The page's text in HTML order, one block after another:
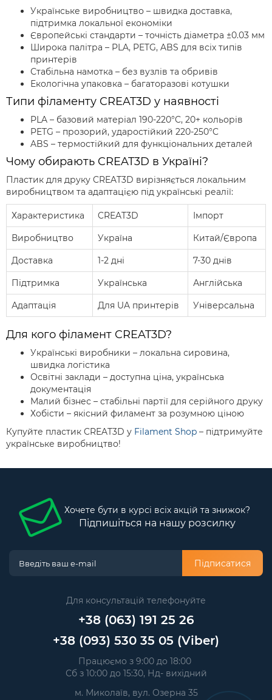
Українське виробництво – швидка доставка,
підтримка локальної економіки
Європейські стандарти – точність діаметра ±0.03 мм
Широка палітра – PLA, PETG, ABS для всіх типів
принтерів
Стабільна намотка – без вузлів та обривів
Екологічна упаковка – багаторазові котушки
Типи філаменту CREAT3D у наявності
PLA – базовий матеріал 190-220°C, 20+ кольорів
PETG – прозорий, ударостійкий 220-250°C
ABS – термостійкий для функціональних деталей
Чому обирають CREAT3D в Україні?
Пластик для друку CREAT3D вирізняється локальним
виробництвом та адаптацією під українські реалії:
Характеристика CREAT3D Імпорт
Виробництво Україна Китай/Європа
Доставка 1-2 дні 7-30 днів
Підтримка Українська Англійська
Адаптація Для UA принтерів Універсальна
Для кого філамент CREAT3D?
Українські виробники – локальна сировина,
швидка логістика
Освітні заклади – доступна ціна, українська
документація
Малий бізнес – стабільні партії для серійного друку
Хобісти – якісний филамент за розумною ціною
Купуйте пластик CREAT3D у Filament Shop – підтримуйте
українське виробництво!
Хочете бути в курсі всіх акцій та знижок?
Підпишіться на нашу розсилку
Підписатися
Для консультацій телефонуйте
+38 (063) 191 25 26
+38 (093) 530 35 05 (Viber)
Працюємо з 9:00 до 18:00
Сб з 10:00 до 15:30, Нд- вихідний
м. Миколаїв, вул. Озерна 35